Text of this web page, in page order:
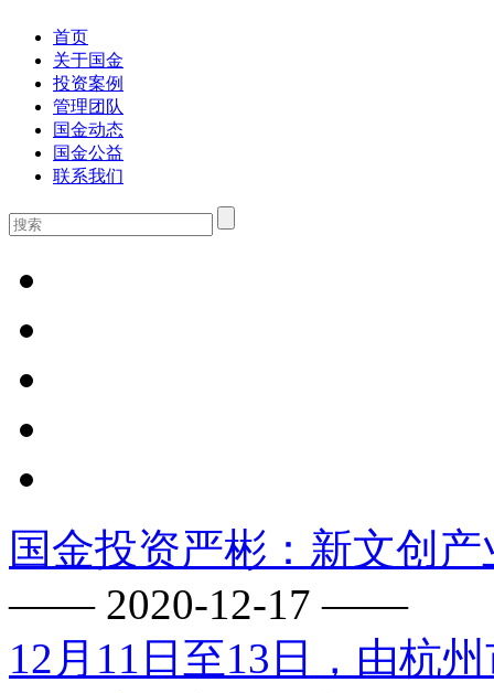
首页
关于国金
投资案例
管理团队
国金动态
国金公益
联系我们
国金投资严彬：新文创
—— 2020-12-17 ——
12月11日至13日，由杭